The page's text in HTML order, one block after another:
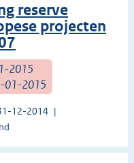
reserve
projecten
2015
01-2015
12-2014